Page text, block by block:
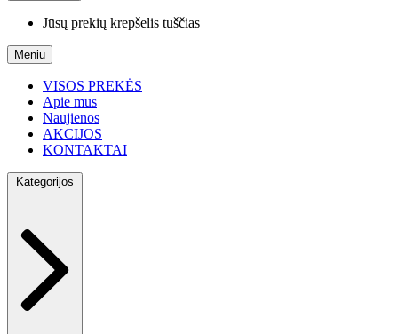
Jūsų prekių krepšelis tuščias
Meniu
VISOS PREKĖS
Apie mus
Naujienos
AKCIJOS
KONTAKTAI
Kategorijos